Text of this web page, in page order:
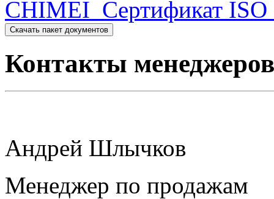
CHIMEI_Сертификат
Скачать пакет документов
Контакты менеджеров
Андрей Шлычков
Менеджер по продажам